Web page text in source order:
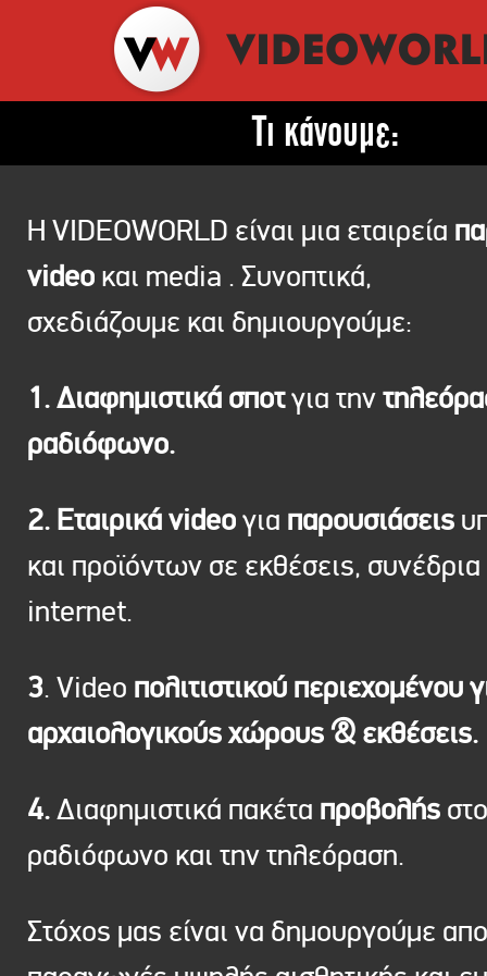
Τι κάνουμε:
Η VIDEOWORLD είναι μια εταιρεία
video και media . Συνοπτικά,
σχεδιάζουμε και δημιουργούμε:
1. Διαφημιστικά σποτγια την
ραδιόφωνο.
2. Εταιρικά videoγια παρουσιάσεις
και προϊόντων σε εκθέσεις, συνέδρια
internet.
3. Video πολιτιστικού περιεχομένου
αρχαιολογικούς χώρους & εκθέσεις.
4.Διαφημιστικά πακέτα προβολής στο
ραδιόφωνο και την τηλεόραση.
Στόχος μας είναι να δημουργούμε